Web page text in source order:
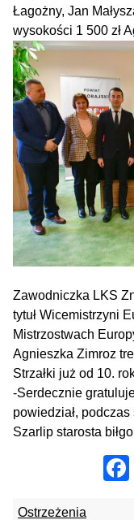
Łagożny, Jan
wysokości 1 500 zł
Zawodniczka LKS
tytuł Wicemistrzyni
Mistrzostwach
Agnieszka Zimroz
Strzałki już od 10.
-Serdecznie
powiedział,
Szarlip starosta
Ostrzeżenia